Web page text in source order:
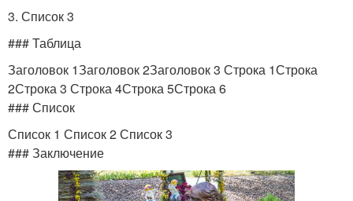
3. Список 3
### Таблица
Заголовок 1Заголовок 2Заголовок 3 Строка 1Строка
2Строка 3 Строка 4Строка 5Строка 6
### Список
Список 1 Список 2 Список 3
### Заключение